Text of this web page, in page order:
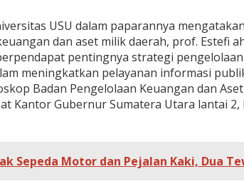
USU dalam paparannya
dan aset milik daerah, prof. Estefi
pentingnya strategi
meningkatkan pelayanan informasi
Badan Pengelolaan Keuangan dan
Kantor Gubernur Sumatera Utara lantai 2,
Sepeda Motor dan Pejalan Kaki, Dua